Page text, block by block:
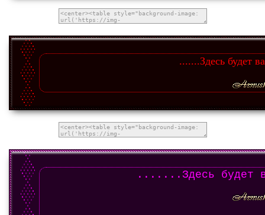
.......Здесь будет
.......Здесь будет